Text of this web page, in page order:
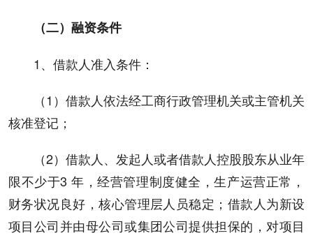
（二）融资条件
1、借款人准入条件：
（1）借款人依法经工商行政管理机关或主管机关
核准登记；
（2）借款人、发起人或者借款人控股股东从业年
限不少于3 年，经营管理制度健全，生产运营正常，
财务状况良好，核心管理层人员稳定；借款人为新设
项目公司并由母公司或集团公司提供担保的，对项目